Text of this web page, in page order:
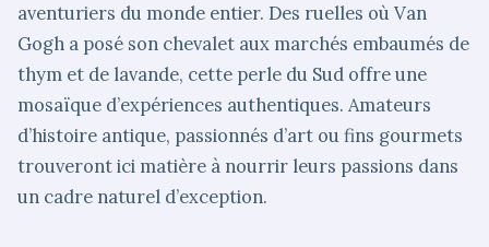
aventuriers du monde entier. Des ruelles où Van
Gogh a posé son chevalet aux marchés embaumés de
thym et de lavande, cette perle du Sud offre une
mosaïque d’expériences authentiques. Amateurs
d’histoire antique, passionnés d’art ou fins gourmets
trouveront ici matière à nourrir leurs passions dans
un cadre naturel d’exception.